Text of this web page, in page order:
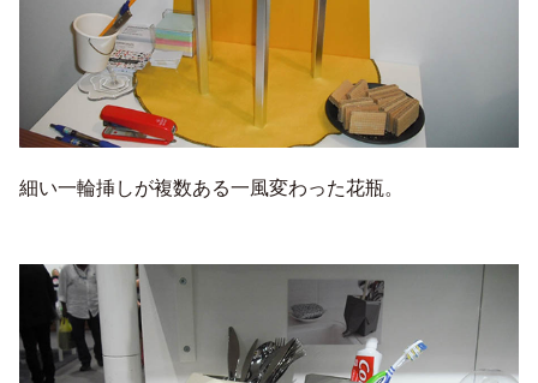
細い一輪挿しが複数ある一風変わった花瓶。